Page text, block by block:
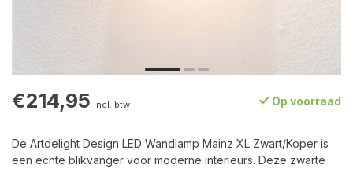
€214,95 Incl. btw Op voorraad
De Artdelight Design LED Wandlamp Mainz XL Zwart/Koper is
een echte blikvanger voor moderne interieurs. Deze zwarte